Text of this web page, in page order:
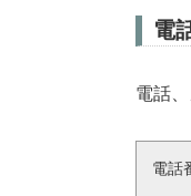
電
電話
電話